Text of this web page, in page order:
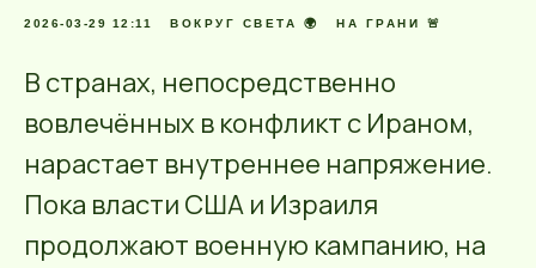
2026-03-29 12:11 ВОКРУГ СВЕТА 🌍 НА ГРАНИ 🚨
В странах, непосредственно
вовлечённых в конфликт с Ираном,
нарастает внутреннее напряжение.
Пока власти США и Израиля
продолжают военную кампанию, на